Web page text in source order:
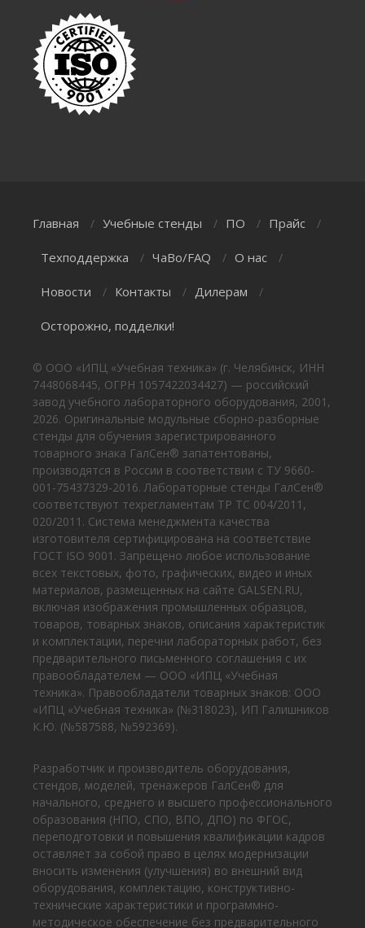
Главная / Учебные стенды / ПО / Прайс /
Техподдержка / ЧаВо/FAQ / О нас /
Новости / Контакты / Дилерам /
Осторожно, подделки!
© ООО «ИПЦ «Учебная техника» (г. Челябинск, ИНН
7448068445, ОГРН 1057422034427) — российский
завод учебного лабораторного оборудования, 2001,
2026. Оригинальные модульные сборно-разборные
стенды для обучения зарегистрированного
товарного знака ГалСен® запатентованы,
производятся в России в соответствии с ТУ 9660-
001-75437329-2016. Лабораторные стенды ГалСен®
соответствуют техрегламентам ТР ТС 004/2011,
020/2011. Система менеджмента качества
изготовителя сертифицирована на соответствие
ГОСТ ISO 9001. Запрещено любое использование
всех текстовых, фото, графических, видео и иных
материалов, размещенных на сайте GALSEN.RU,
включая изображения промышленных образцов,
товаров, товарных знаков, описания характеристик
и комплектации, перечни лабораторных работ, без
предварительного письменного соглашения с их
правообладателем — ООО «ИПЦ «Учебная
техника». Правообладатели товарных знаков: ООО
«ИПЦ «Учебная техника» (№318023), ИП Галишников
К.Ю. (№587588, №592369).
Разработчик и производитель оборудования,
стендов, моделей, тренажеров ГалСен® для
начального, среднего и высшего профессионального
образования (НПО, СПО, ВПО, ДПО) по ФГОС,
переподготовки и повышения квалификации кадров
оставляет за собой право в целях модернизации
вносить изменения (улучшения) во внешний вид
оборудования, комплектацию, конструктивно-
технические характеристики и программно-
методическое обеспечение без предварительного